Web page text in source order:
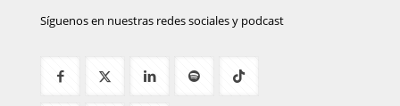
Síguenos en nuestras redes sociales y podcast